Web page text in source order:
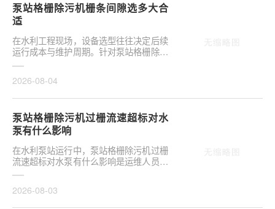
泵站格栅除污机栅条间隙选多大合
适
在水利工程现场，设备选型往往决定后续
运行成本与维护周期。针对泵站格栅除污
机栅条间隙选多大合适，需结合具体工况
2026-08-04
泵站格栅除污机过栅流速超标对水
泵有什么影响
在水利泵站运行中，泵站格栅除污机过栅
流速超标对水泵有什么影响是运维人员关
注的核心议题。当水流通过格栅的速度超
2026-08-03